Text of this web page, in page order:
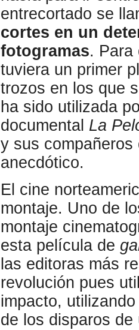
entrecortado se
cortes en un
fotogramas. Para
tuviera un primer
trozos en los que
ha sido utilizada
documental La
y sus
anecdótico.
El cine
montaje. Uno de
montaje
esta película de
las editoras más
revolución pues
impacto,
de los disparos